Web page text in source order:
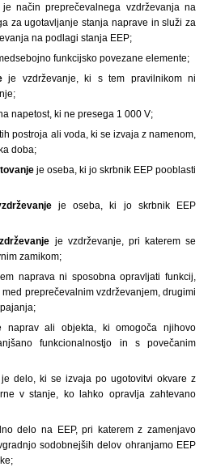
način preprečevalnega vzdrževanja na
za ugotavljanje stanja naprave in služi za
na podlagi stanja EEP;
funkcijsko povezane elemente;
je vzdrževanje, ki s tem pravilnikom ni
napetost, ki ne presega 1 000 V;
postroja ali voda, ki se izvaja z namenom,
doba;
je oseba, ki jo skrbnik EEP pooblasti
je oseba, ki jo skrbnik EEP
je vzdrževanje, pri katerem se
zamikom;
naprava ni sposobna opravljati funkcij,
preprečevalnim vzdrževanjem, drugimi
ali objekta, ki omogoča njihovo
funkcionalnostjo in s povečanim
delo, ki se izvaja po ugotovitvi okvare z
v stanje, ko lahko opravlja zahtevano
delo na EEP, pri katerem z zamenjavo
sodobnejših delov ohranjamo EEP